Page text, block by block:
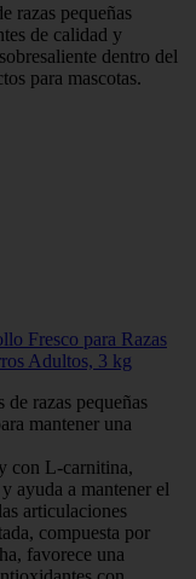
razas pequeñas
de calidad y
dentro del
para mascotas.
Fresco para Razas
Adultos, 3 kg
razas pequeñas
mantener una
con L-carnitina,
ayuda a mantener el
articulaciones
compuesta por
favorece una